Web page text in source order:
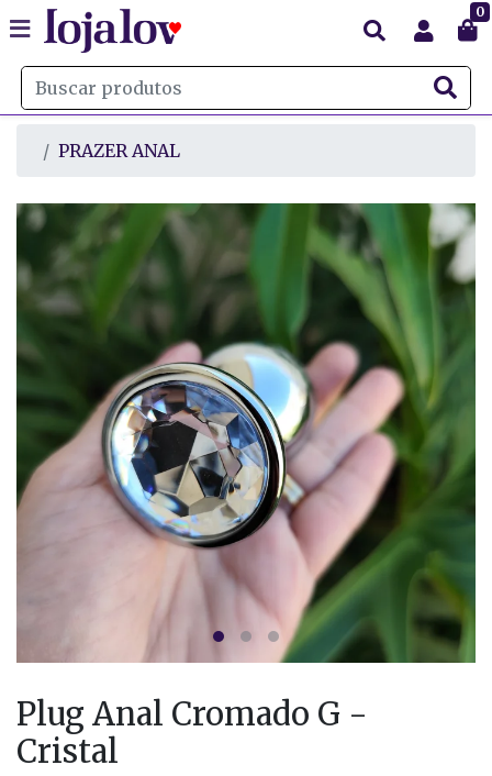
0
PRAZER ANAL
Plug Anal Cromado G -
Cristal